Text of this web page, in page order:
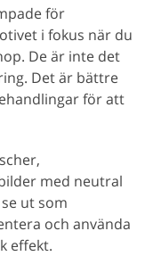
för
i fokus när du
De är inte det
Det är bättre
för att
med neutral
ut som
och använda
effekt.